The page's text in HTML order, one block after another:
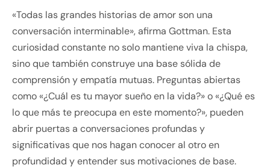
«Todas las grandes historias de amor son una
conversación interminable», afirma Gottman. Esta
curiosidad constante no solo mantiene viva la chispa,
sino que también construye una base sólida de
comprensión y empatía mutuas. Preguntas abiertas
como «¿Cuál es tu mayor sueño en la vida?» o «¿Qué es
lo que más te preocupa en este momento?», pueden
abrir puertas a conversaciones profundas y
significativas que nos hagan conocer al otro en
profundidad y entender sus motivaciones de base.